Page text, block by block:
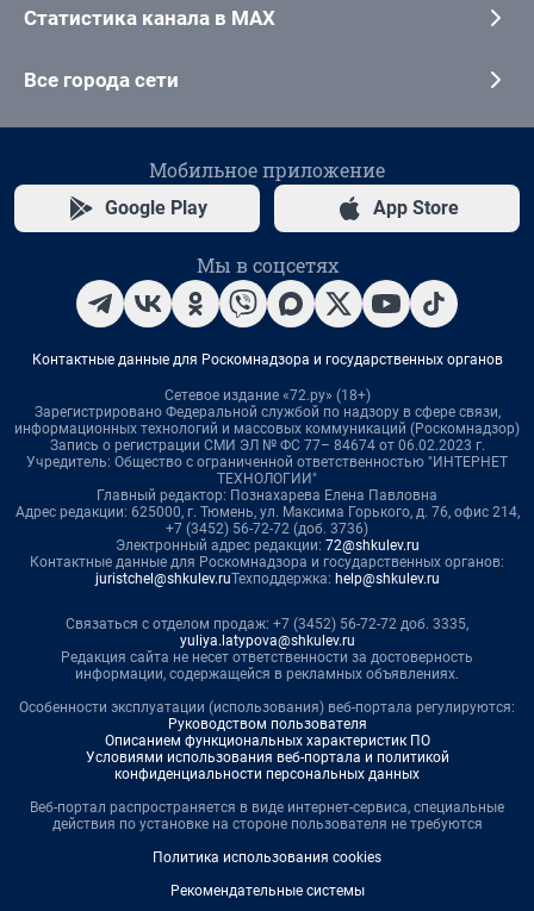
Статистика канала в MAX
Все города сети
Мобильное приложение
Google Play App Store
Мы в соцсетях
Контактные данные для Роскомнадзора и государственных органов
Сетевое издание «72.ру» (18+)
Зарегистрировано Федеральной службой по надзору в сфере связи,
информационных технологий и массовых коммуникаций (Роскомнадзор)
Запись о регистрации СМИ ЭЛ № ФС 77– 84674 от 06.02.2023 г.
Учредитель: Общество с ограниченной ответственностью "ИНТЕРНЕТ
ТЕХНОЛОГИИ"
Главный редактор: Познахарева Елена Павловна
Адрес редакции: 625000, г. Тюмень, ул. Максима Горького, д. 76, офис 214,
+7 (3452) 56-72-72 (доб. 3736)
Электронный адрес редакции: 72@shkulev.ru
Контактные данные для Роскомнадзора и государственных органов:
juristchel@shkulev.ruТехподдержка: help@shkulev.ru
Связаться с отделом продаж: +7 (3452) 56-72-72 доб. 3335,
yuliya.latypova@shkulev.ru
Редакция сайта не несет ответственности за достоверность
информации, содержащейся в рекламных объявлениях.
Особенности эксплуатации (использования) веб-портала регулируются:
Руководством пользователя
Описанием функциональных характеристик ПО
Условиями использования веб-портала и политикой
конфиденциальности персональных данных
Веб-портал распространяется в виде интернет-сервиса, специальные
действия по установке на стороне пользователя не требуются
Политика использования cookies
Рекомендательные системы